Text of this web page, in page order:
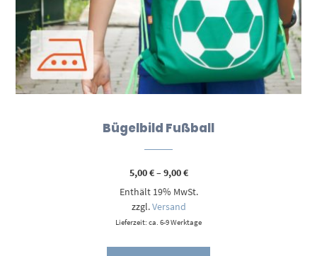
Bügelbild Fußball
5,00€–9,00€Preisspanne:
bis
Enthält 19% MwSt.
zzgl.Versand
Lieferzeit: ca. 6-9 Werktage